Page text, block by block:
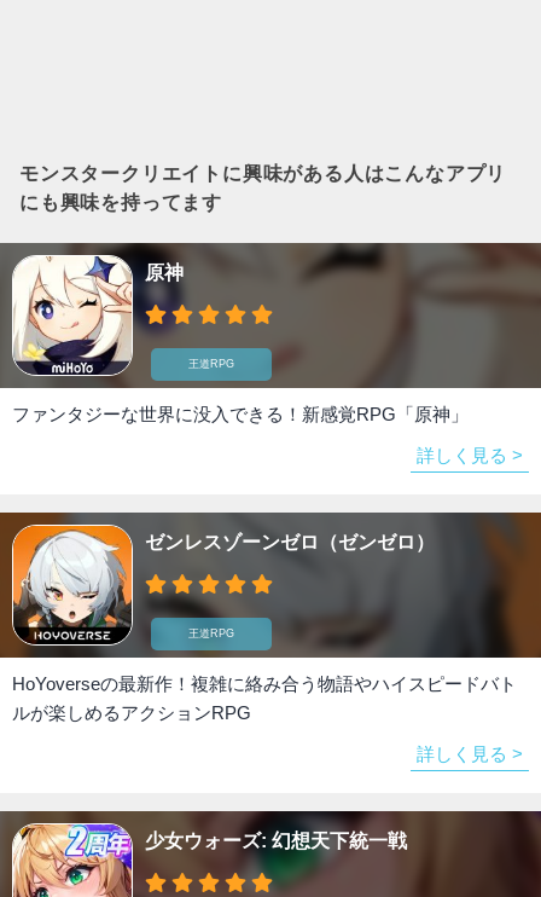
モンスタークリエイト に興味がある人はこんなアプリ
にも興味を持ってます
原神
王道RPG
ファンタジーな世界に没入できる！新感覚RPG「原神」
詳しく見る >
ゼンレスゾーンゼロ（ゼンゼロ）
王道RPG
HoYoverseの最新作！複雑に絡み合う物語やハイスピードバト
ルが楽しめるアクションRPG
詳しく見る >
少女ウォーズ: 幻想天下統一戦